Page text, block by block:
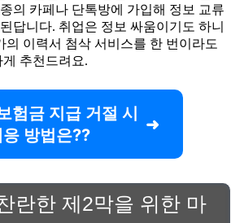
의 카페나 단톡방에 가입해 정보 교류
답니다. 취업은 정보 싸움이기도 하니
의 이력서 첨삭 서비스를 한 번이라도
추천드려요.
험금 지급 거절 시
응 방법은??
란한 제2막을 위한 마